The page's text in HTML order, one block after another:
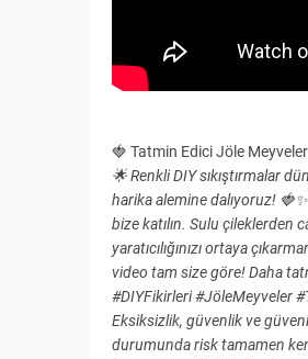
🍓 Tatmin Edici Jöle
🌟 Renkli DIY sıkıştırmalar
harika alemine dalıyoruz!
bize katılın. Sulu çileklerden
yaratıcılığınızı ortaya
video tam size göre! Daha
#DIYFikirleri #JöleMeyveler
Eksiksizlik, güvenlik ve
durumunda risk tamamen